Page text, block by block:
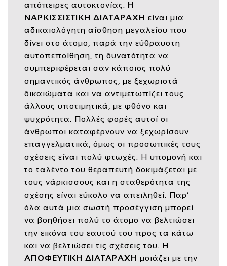
απόπειρες αυτοκτονίας. Η
ΝΑΡΚΙΣΣΙΣΤΙΚΗ ΔΙΑΤΑΡΑΧΗ είναι μια
αδικαιολόγητη αίσθηση μεγαλείου που
δίνει στο άτομο, παρά την εύθραυστη
αυτοπεποίθηση, τη δυνατότητα να
συμπεριφέρεται σαν κάποιος πολύ
σημαντικός άνθρωπος, με ξεχωριστά
δικαιώματα και να αντιμετωπίζει τους
άλλους υποτιμητικά, με φθόνο και
ψυχρότητα. Πολλές φορές αυτοί οι
άνθρωποι καταφέρνουν να ξεχωρίσουν
επαγγελματικά, όμως οι προσωπικές τους
σχέσεις είναι πολύ φτωχές. Η υπομονή και
το ταλέντο του θεραπευτή δοκιμάζεται με
τους νάρκισσους και η σταθερότητα της
σχέσης είναι εύκολο να απειληθεί. Παρ’
όλα αυτά μια σωστή προσέγγιση μπορεί
να βοηθήσει πολύ το άτομο να βελτιώσει
την εικόνα του εαυτού του προς τα κάτω
και να βελτιώσει τις σχέσεις του. Η
ΑΠΟΦΕΥΤΙΚΗ ΔΙΑΤΑΡΑΧΗ μοιάζει με την